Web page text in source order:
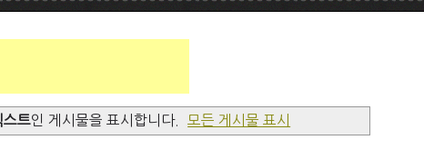
스트인 게시물을 표시합니다. 모든 게시물 표시